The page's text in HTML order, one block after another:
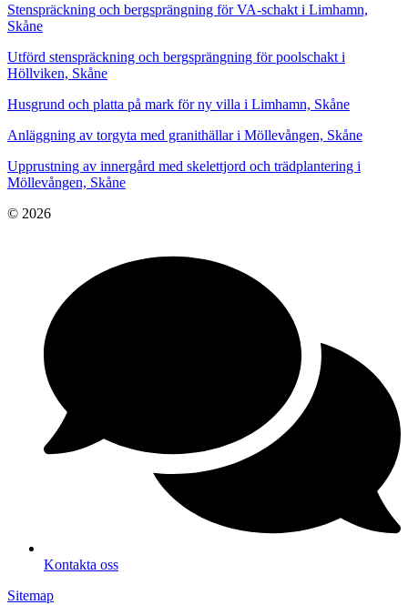
Stenspräckning och bergsprängning för VA-schakt i Limhamn,
Skåne
Utförd stenspräckning och bergsprängning för poolschakt i
Höllviken, Skåne
Husgrund och platta på mark för ny villa i Limhamn, Skåne
Anläggning av torgyta med granithällar i Möllevången, Skåne
Upprustning av innergård med skelettjord och trädplantering i
Möllevången, Skåne
© 2026
Kontakta oss
Sitemap